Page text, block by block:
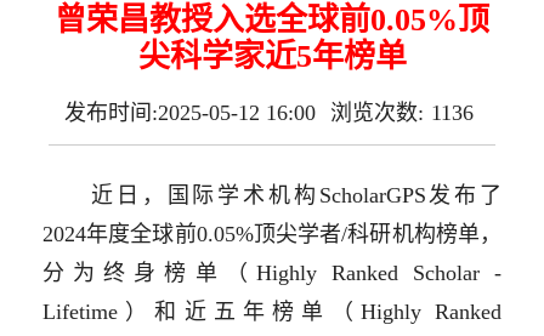
曾荣昌教授入选全球前0.05%顶
尖科学家近5年榜单
发布时间:2025-05-12 16:00 浏览次数: 1136
近日，国际学术机构 ScholarGPS 发布了
2024年度全球前0.05%顶尖学者/科研机构榜单，
分为终身榜单（ Highly Ranked Scholar -
Lifetime ）和近五年榜单（ Highly Ranked